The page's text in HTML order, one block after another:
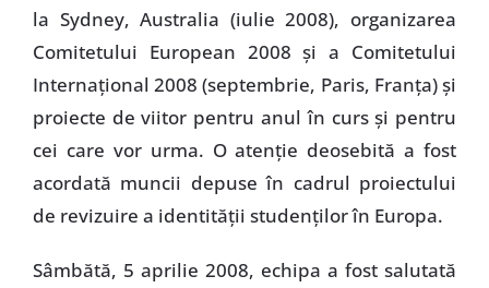
la Sydney, Australia (iulie 2008), organizarea
Comitetului European 2008 şi a Comitetului
Internaţional 2008 (septembrie, Paris, Franţa) şi
proiecte de viitor pentru anul în curs şi pentru
cei care vor urma. O atenţie deosebită a fost
acordată muncii depuse în cadrul proiectului
de revizuire a identităţii studenţilor în Europa.
Sâmbătă, 5 aprilie 2008, echipa a fost salutată